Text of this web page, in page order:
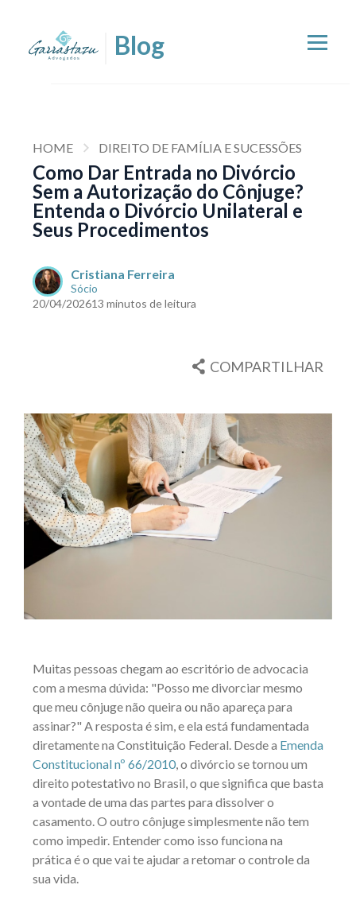
HOME DIREITO DE FAMÍLIA E SUCESSÕES
Como Dar Entrada no Divórcio
Sem a Autorização do Cônjuge?
Entenda o Divórcio Unilateral e
Seus Procedimentos
Cristiana Ferreira
Sócio
20/04/202613 minutos de leitura
COMPARTILHAR
Muitas pessoas chegam ao escritório de advocacia
com a mesma dúvida: "Posso me divorciar mesmo
que meu cônjuge não queira ou não apareça para
assinar?" A resposta é sim, e ela está fundamentada
diretamente na Constituição Federal. Desde a Emenda
Constitucional nº 66/2010 , o divórcio se tornou um
direito potestativo no Brasil, o que significa que basta
a vontade de uma das partes para dissolver o
casamento. O outro cônjuge simplesmente não tem
como impedir. Entender como isso funciona na
prática é o que vai te ajudar a retomar o controle da
sua vida.